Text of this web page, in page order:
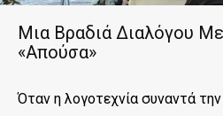
Μια Βραδιά Διαλόγου
«Απούσα»
Όταν η λογοτεχνία συναντά την